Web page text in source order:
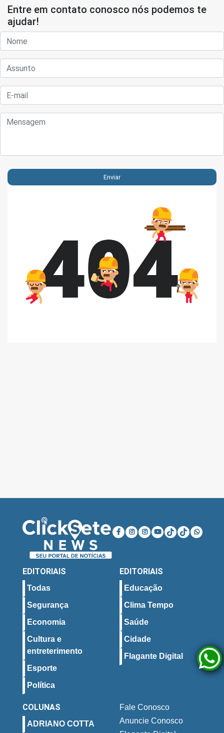
Entre em contato conosco nós podemos te
ajudar!
Enviar
EDITORIAIS
Todas
Segurança
Economia
Cultura e
entreterimento
Esporte
Política
EDITORIAIS
Educação
Clima Tempo
Saúde
Cidade
Flagante Digital
COLUNAS
ADRIANO COTTA
Fale Conosco
Anuncie Conosco